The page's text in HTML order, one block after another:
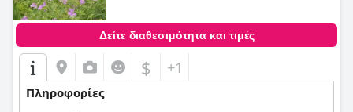
Δείτε διαθεσιμότητα και τιμές
$ +1
Πληροφορίες